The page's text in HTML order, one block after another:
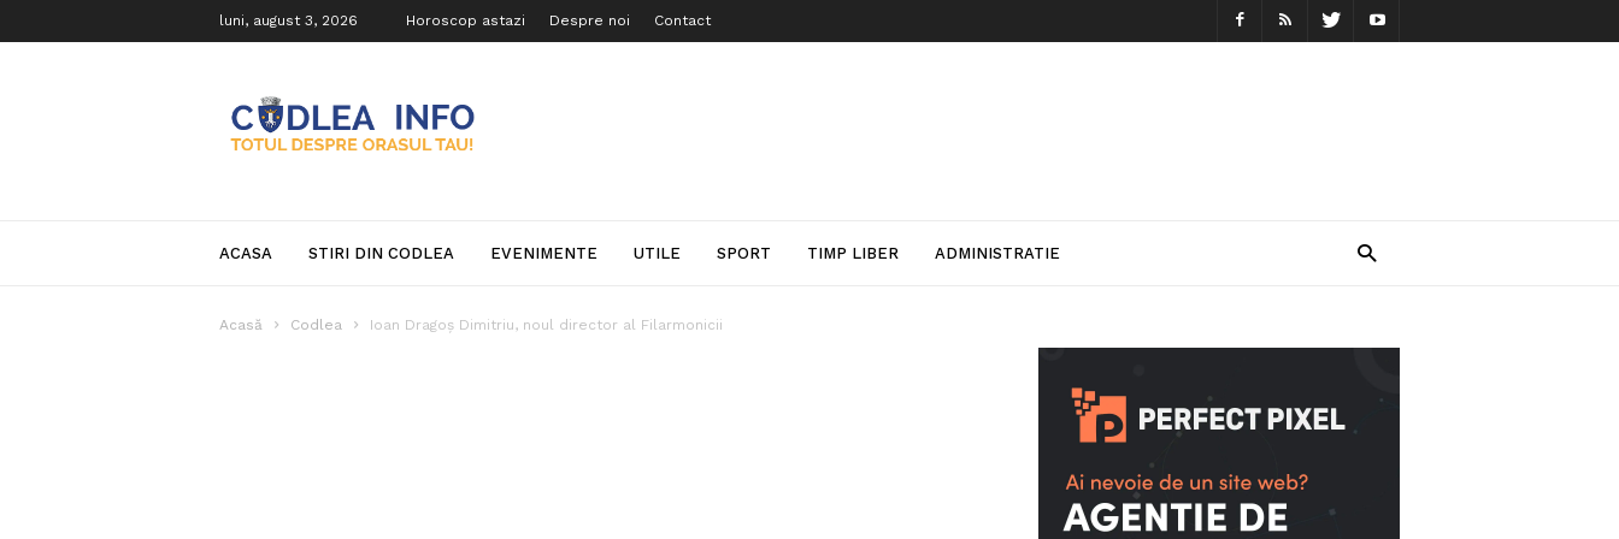
luni, august 3, 2026 Horoscop astazi Despre noi Contact
Info
ACASA STIRI DIN CODLEA EVENIMENTE UTILE SPORT TIMP LIBER ADMINISTRATIE
Acasă Codlea Ioan Dragoș Dimitriu, noul director al Filarmonicii